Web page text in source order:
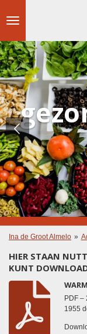
direct
de
hoofdinhoud
Ina de Groot Almelo »
HIER STAAN
KUNT
PDF –
1955